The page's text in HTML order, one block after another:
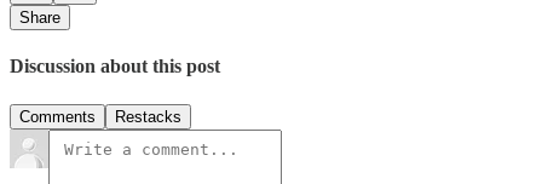
Share
Discussion about this post
Comments Restacks